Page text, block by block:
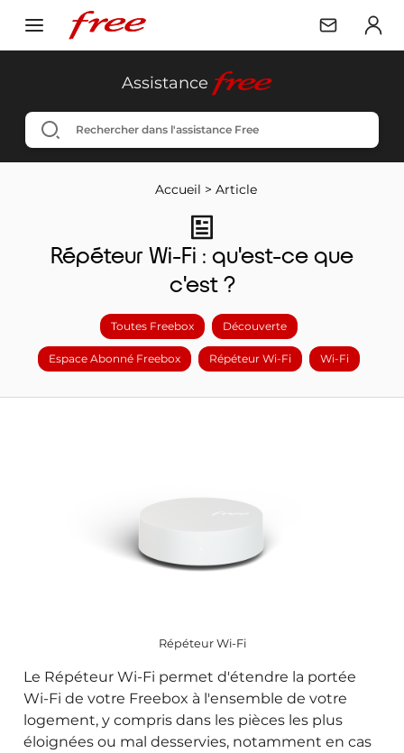
Assistance free
Accueil > Article
Répéteur Wi-Fi : qu'est-ce que
c'est ?
Toutes Freebox Découverte
Espace Abonné Freebox Répéteur Wi-Fi Wi-Fi
Répéteur Wi-Fi
Le Répéteur Wi-Fi permet d'étendre la portée
Wi-Fi de votre Freebox à l'ensemble de votre
logement, y compris dans les pièces les plus
éloignées ou mal desservies, notamment en cas